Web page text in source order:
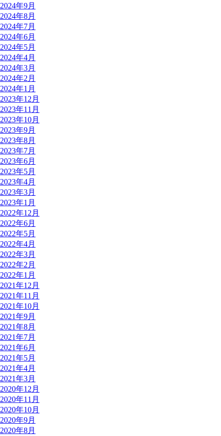
2024年9月
2024年8月
2024年7月
2024年6月
2024年5月
2024年4月
2024年3月
2024年2月
2024年1月
2023年12月
2023年11月
2023年10月
2023年9月
2023年8月
2023年7月
2023年6月
2023年5月
2023年4月
2023年3月
2023年1月
2022年12月
2022年6月
2022年5月
2022年4月
2022年3月
2022年2月
2022年1月
2021年12月
2021年11月
2021年10月
2021年9月
2021年8月
2021年7月
2021年6月
2021年5月
2021年4月
2021年3月
2020年12月
2020年11月
2020年10月
2020年9月
2020年8月